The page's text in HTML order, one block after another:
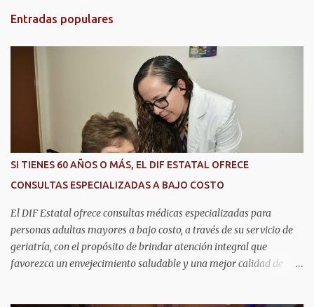
t
Entradas populares
SI TIENES 60 AÑOS O MÁS, EL DIF ESTATAL OFRECE
CONSULTAS ESPECIALIZADAS A BAJO COSTO
El DIF Estatal ofrece consultas médicas especializadas para
personas adultas mayores a bajo costo, a través de su servicio de
geriatría, con el propósito de brindar atención integral que
favorezca un envejecimiento saludable y una mejor calidad de